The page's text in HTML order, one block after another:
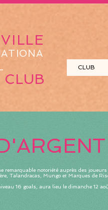
CLUB
remarquable notoriété auprès des
Talandracas, Mungo et Marques de
16 goals, aura lieu le dimanche 12